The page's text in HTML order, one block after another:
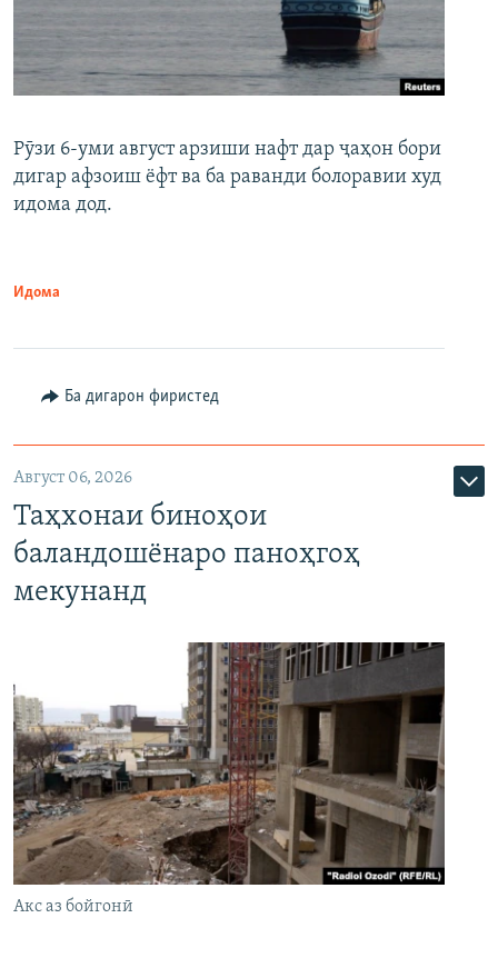
Рӯзи 6-уми август арзиши нафт дар ҷаҳон бори
дигар афзоиш ёфт ва ба раванди болоравии худ
идома дод.
Идома
Ба дигарон фиристед
Август 06, 2026
Таҳхонаи биноҳои
баландошёнаро паноҳгоҳ
мекунанд
Акс аз бойгонӣ